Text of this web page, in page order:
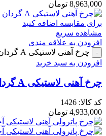
8,963,000 تومان
برای مقایسه اضافه کنید
مشاهده سریع
افزودن به علاقه مندی
چرخ آهنی لاستیکی A گردان قطر 350 میلی متر عدد
افزودن به سبد خرید
چرخ آهنی لاستیکی A گردان قطر 350 میلی متر
کد کالا: 1426
4,933,000 تومان